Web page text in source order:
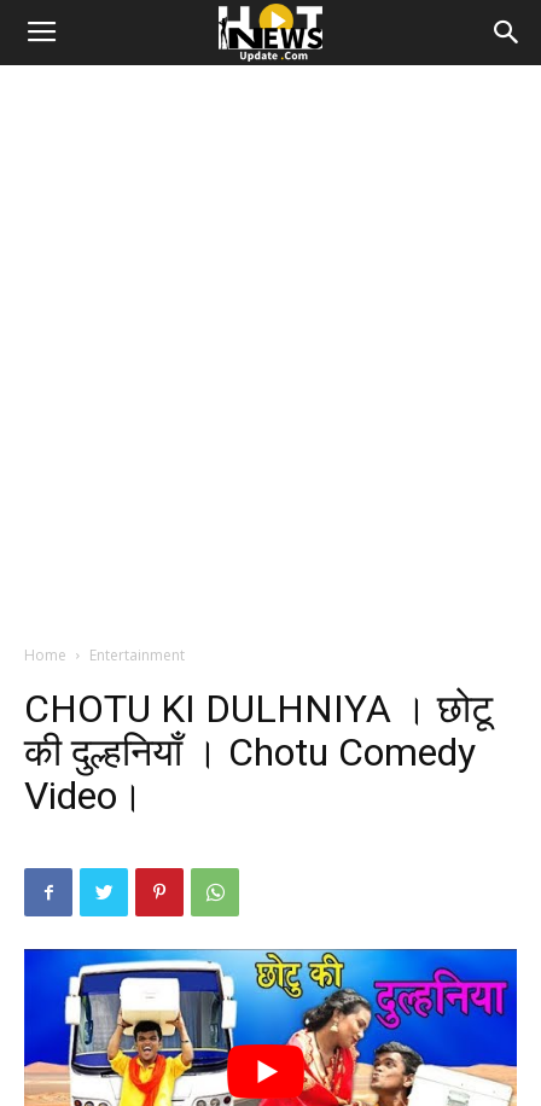
Home Entertainment
CHOTU KI DULHNIYA । छोटू
की दुल्हनियाँ । Chotu Comedy
Video।